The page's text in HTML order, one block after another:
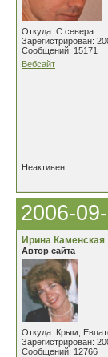
Откуда: С севера.
Зарегистрирован:
Сообщений: 15171
Вебсайт
Неактивен
2006-
Ирина Каменская
Автор сайта
Откуда: Крым,
Зарегистрирован:
Сообщений: 12766